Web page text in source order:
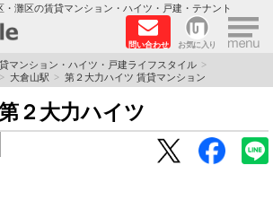
灘区の賃貸マンション・ハイツ・戸建・テナント
問い合わせ お気に入り ×
ション特集
マンション・ハイツ・戸建ライフスタイル
大倉山駅 第２大力ハイツ 賃貸マンション
２大力ハイツ